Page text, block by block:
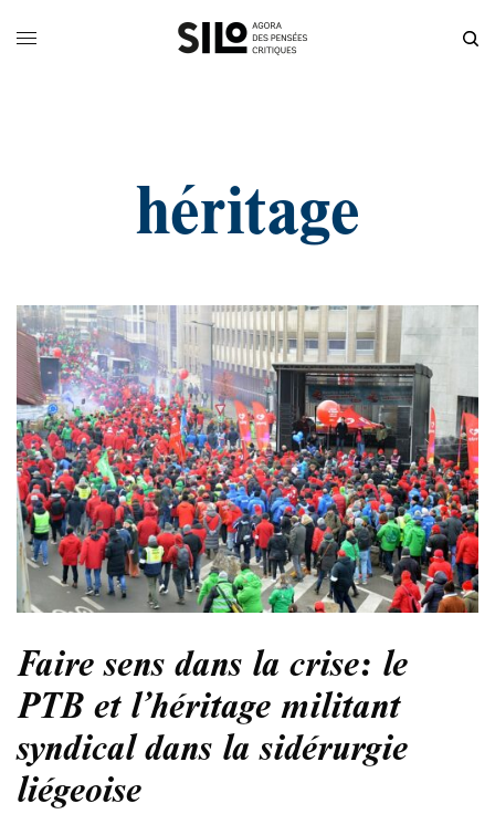
héritage
Faire sens dans la crise: le
PTB et l’héritage militant
syndical dans la sidérurgie
liégeoise